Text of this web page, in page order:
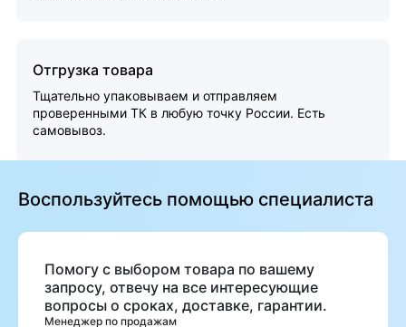
Отгрузка товара
Тщательно упаковываем и отправляем
проверенными ТК в любую точку России. Есть
самовывоз.
Воспользуйтесь помощью специалиста
Помогу с выбором товара по вашему
запросу, отвечу на все интересующие
вопросы о сроках, доставке, гарантии.
Менеджер по продажам